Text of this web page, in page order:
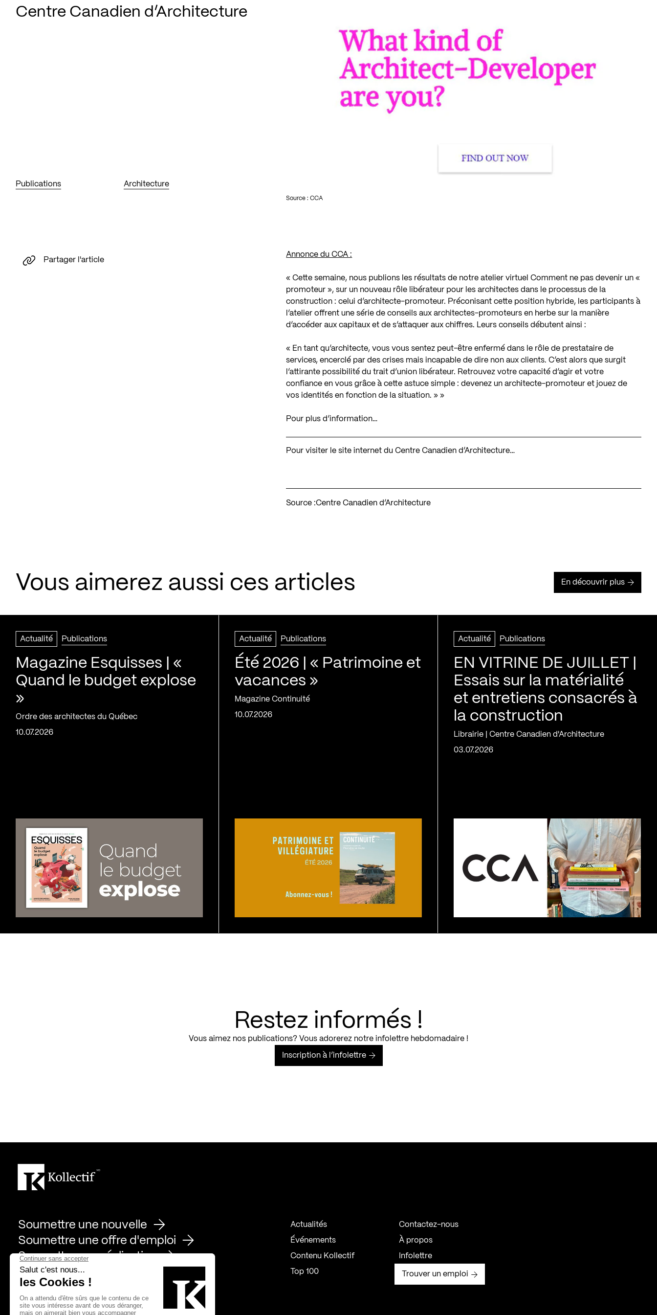
Centre Canadien d’Architecture
Publications Architecture
Source : CCA
Annonce du CCA :
« Cette semaine, nous publions les résultats de notre atelier virtuelComment ne pas devenir un «
promoteur », sur un nouveau rôle libérateur pour les architectes dans le processus de la
construction : celui d’architecte-promoteur. Préconisant cette position hybride, les participants à
l’atelier offrent une série de conseils aux architectes-promoteurs en herbe sur la manière
d’accéder aux capitaux et de s’attaquer aux chiffres. Leurs conseils débutent ainsi :
« En tant qu’architecte, vous vous sentez peut-être enfermé dans le rôle de prestataire de
services, encerclé par des crises mais incapable de dire non aux clients. C’est alors que surgit
l’attirante possibilité du trait d’union libérateur. Retrouvez votre capacité d’agir et votre
confiance en vous grâce à cette astuce simple : devenez un architecte-promoteur et jouez de
vos identités en fonction de la situation. » »
Pour plus d’information…
Pour visiter le site internet du Centre Canadien d’Architecture…
Source :Centre Canadien d’Architecture
Partager l'article
Vous aimerez aussi ces articles En découvrir plus
Actualité Publications
Magazine Esquisses | «
Quand le budget explose
»
Ordre des architectes du Québec
10.07.2026
Actualité Publications
Été 2026 | « Patrimoine et
vacances »
Magazine Continuité
10.07.2026
Actualité Publications
EN VITRINE DE JUILLET |
Essais sur la matérialité
et entretiens consacrés à
la construction
Librairie | Centre Canadien d'Architecture
03.07.2026
Restez informés !
Vous aimez nos publications? Vous adorerez notre infolettre hebdomadaire !
Inscription à l’infolettre
Soumettre une nouvelle
Soumettre une offre d'emploi
Soumettre une réalisation
Actualités
Événements
Contenu Kollectif
Top 100
Contactez-nous
À propos
Infolettre
Trouver un emploi
Page Facebook de Kollectif
Page Instagram de Kollectif
Page Linkedin de Kollectif